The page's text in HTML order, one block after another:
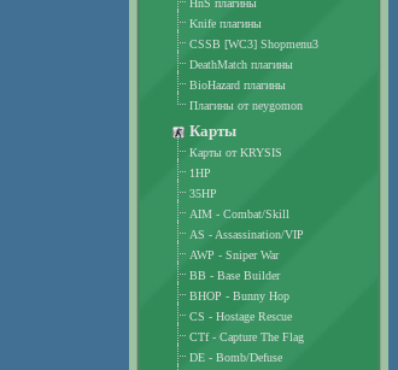
HnS плагины
Knife плагины
CSSB [WC3] Shopmenu3
DeathMatch плагины
BioHazard плагины
Плагины от neygomon
Карты
Карты от KRYSIS
1HP
35HP
AIM - Combat/Skill
AS - Assassination/VIP
AWP - Sniper War
BB - Base Builder
BHOP - Bunny Hop
CS - Hostage Rescue
CTf - Capture The Flag
DE - Bomb/Defuse